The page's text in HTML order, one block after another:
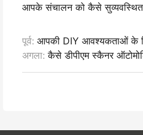
आपके संचालन को कैसे सुव्यवस्थित
पूर्व: आपकी DIY आवश्यकताओं के
अगला:कैसे डीपीएम स्कैनर